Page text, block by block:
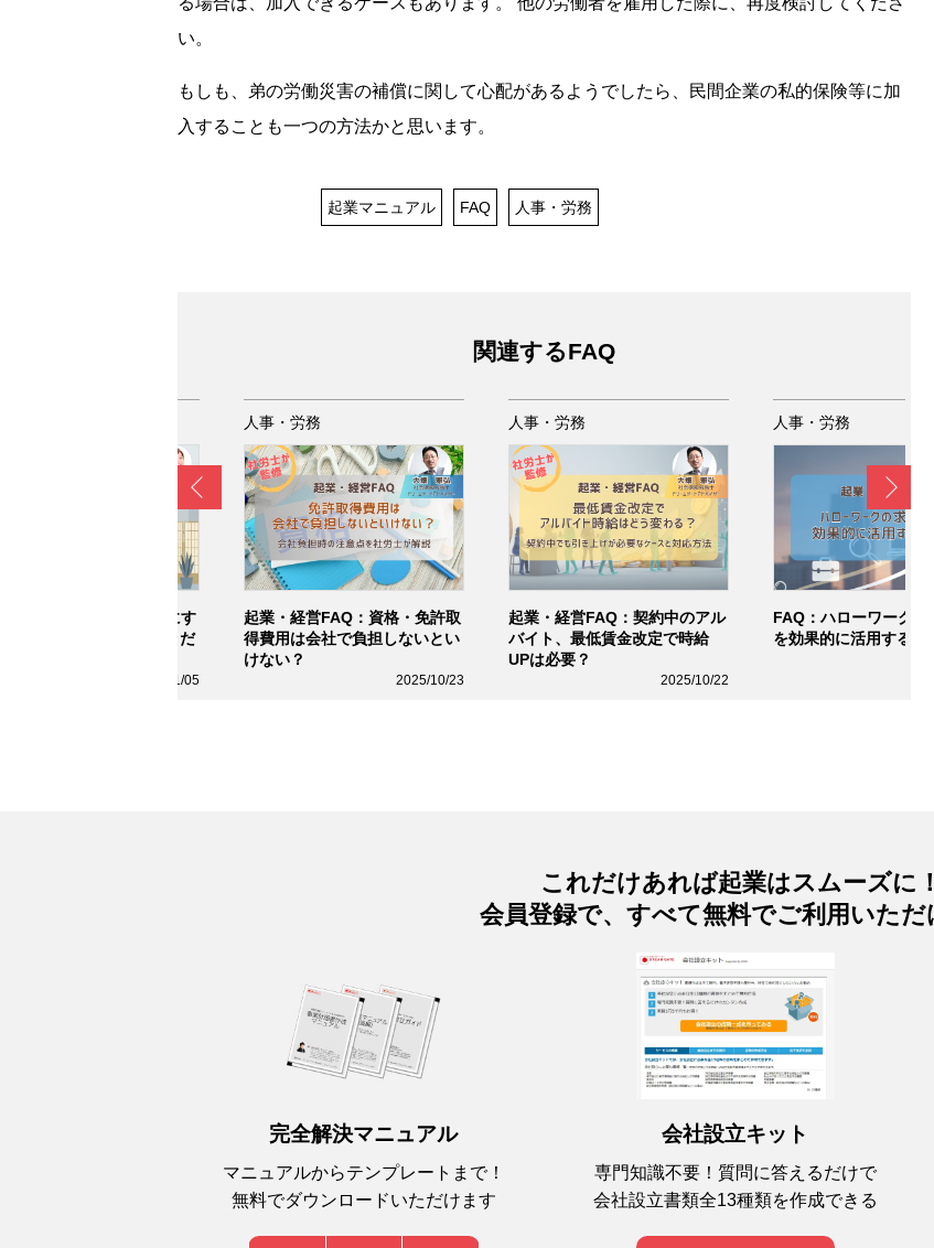
い。
もしも、弟の労働災害の補償に関して心配があるようでしたら、民間企業の私的保険等に加
入することも一つの方法かと思います。
起業マニュアル FAQ 人事・労務
関連するFAQ
：正社員より業務委託にす
リットについて教えてくだ
2026/01/05
人事・労務
起業・経営FAQ：資格・免許取
得費用は会社で負担しないとい
けない？
2025/10/23
人事・労務
起業・経営FAQ：契約中のアル
バイト、最低賃金改定で時給
UPは必要？
2025/10/22
人事・労務
FAQ：ハローワークの
を効果的に活用するに
Prev
これだけあれば起業はスムーズに！
会員登録で、すべて無料でご利用いただ
完全解決マニュアル
マニュアルからテンプレートまで！
無料でダウンロードいただけます
会社設立キット
専門知識不要！質問に答えるだけで
会社設立書類全13種類を作成できる